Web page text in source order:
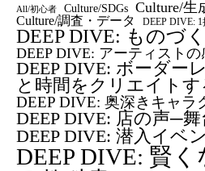
All/初心者 Culture/SDGs Culture/生
Culture/調査・データ DEEP DIVE: 1
DEEP DIVE: ものづ
DEEP DIVE: アーティスト
DEEP DIVE: ボーダー
と時間をクリエイトす
DEEP DIVE: 奥深きキャラ
DEEP DIVE: 店の声─
DEEP DIVE: 潜入イベ
DEEP DIVE: 賢